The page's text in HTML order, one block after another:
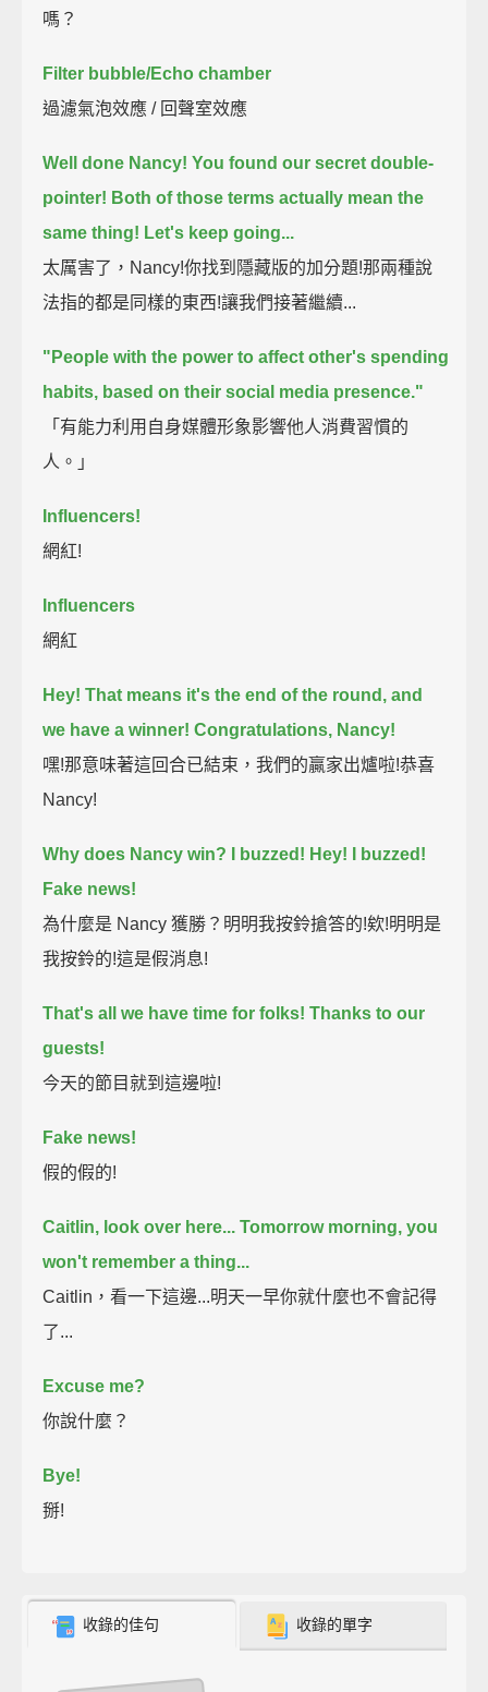
嗎？
Filter bubble/Echo chamber
過濾氣泡效應 / 回聲室效應
Well done Nancy! You found our secret double-
pointer! Both of those terms actually mean the
same thing! Let's keep going...
太厲害了，Nancy!你找到隱藏版的加分題!那兩種說
法指的都是同樣的東西!讓我們接著繼續...
"People with the power to affect other's spending
habits, based on their social media presence."
「有能力利用自身媒體形象影響他人消費習慣的
人。」
Influencers!
網紅!
Influencers
網紅
Hey! That means it's the end of the round, and
we have a winner!Congratulations, Nancy!
嘿!那意味著這回合已結束，我們的贏家出爐啦!恭喜
Nancy!
Why does Nancy win? I buzzed! Hey! I buzzed!
Fake news!
為什麼是 Nancy 獲勝？明明我按鈴搶答的!欸!明明是
我按鈴的!這是假消息!
That's all we have time for folks! Thanks to our
guests!
今天的節目就到這邊啦!
Fake news!
假的假的!
Caitlin, look over here... Tomorrow morning, you
won't remember a thing...
Caitlin，看一下這邊...明天一早你就什麼也不會記得
了...
Excuse me?
你說什麼？
Bye!
掰!
收錄的佳句 收錄的單字